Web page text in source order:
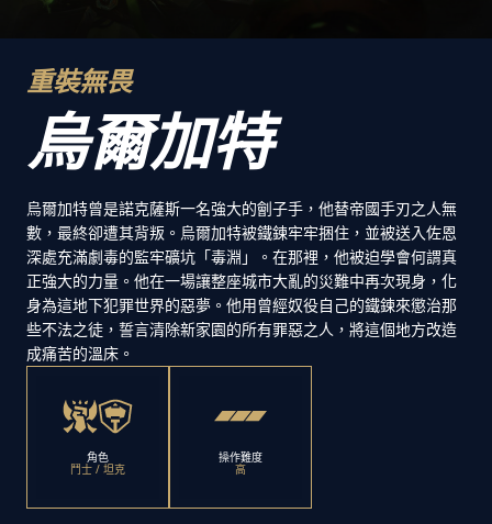
重裝無畏
烏爾加特
烏爾加特曾是諾克薩斯一名強大的劊子手，他替帝國手刃之人無
數，最終卻遭其背叛。烏爾加特被鐵鍊牢牢捆住，並被送入佐恩
深處充滿劇毒的監牢礦坑「毒淵」。在那裡，他被迫學會何謂真
正強大的力量。他在一場讓整座城市大亂的災難中再次現身，化
身為這地下犯罪世界的惡夢。他用曾經奴役自己的鐵鍊來懲治那
些不法之徒，誓言清除新家園的所有罪惡之人，將這個地方改造
成痛苦的溫床。
角色
鬥士 / 坦克
操作難度
高